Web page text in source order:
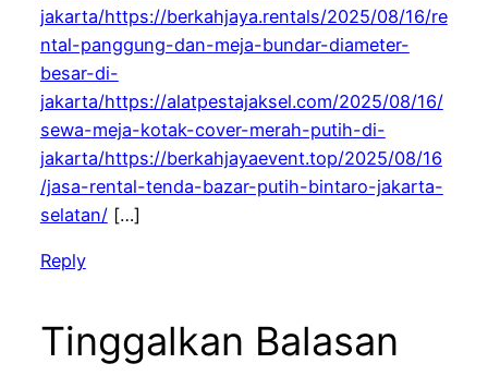
jakarta/https://berkahjaya.rentals/2025/08/16/re
ntal-panggung-dan-meja-bundar-diameter-
besar-di-
jakarta/https://alatpestajaksel.com/2025/08/16/
sewa-meja-kotak-cover-merah-putih-di-
jakarta/https://berkahjayaevent.top/2025/08/16
/jasa-rental-tenda-bazar-putih-bintaro-jakarta-
selatan/[…]
Reply
Tinggalkan Balasan